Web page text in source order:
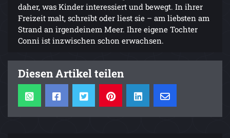
daher, was Kinder interessiert und bewegt. In ihrer
Freizeit malt, schreibt oder liest sie – am liebsten am
Strand an irgendeinem Meer. Ihre eigene Tochter
Conni ist inzwischen schon erwachsen.
Diesen Artikel teilen